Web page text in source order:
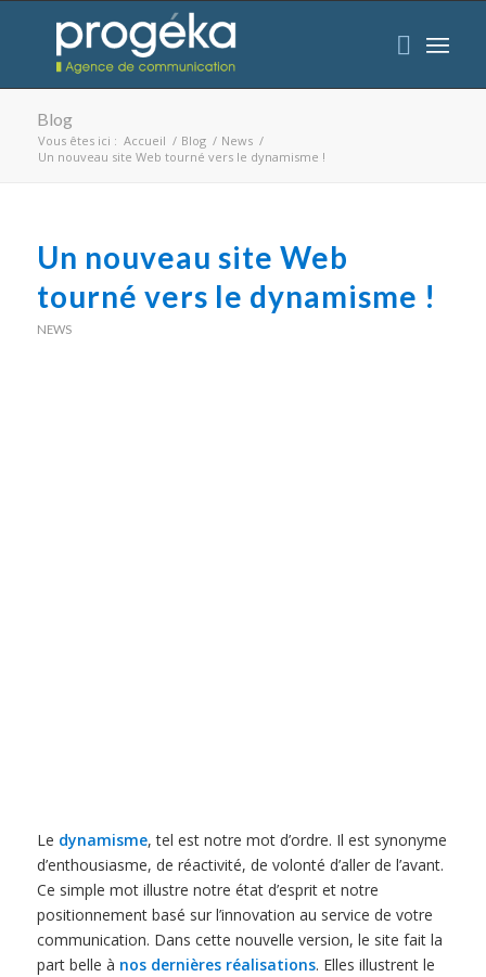
Blog
Vous êtes ici : Accueil / Blog / News /
Un nouveau site Web tourné vers le dynamisme !
Un nouveau site Web
tourné vers le dynamisme !
NEWS
Le dynamisme, tel est notre mot d’ordre. Il est synonyme
d’enthousiasme, de réactivité, de volonté d’aller de l’avant.
Ce simple mot illustre notre état d’esprit et notre
positionnement basé sur l’innovation au service de votre
communication. Dans cette nouvelle version, le site fait la
part belle à nos dernières réalisations. Elles illustrent le